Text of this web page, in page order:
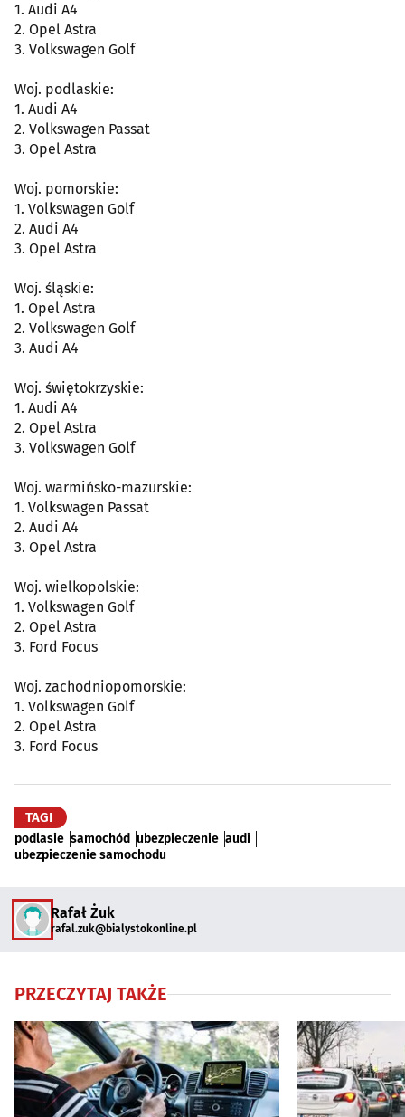
1. Audi A4
2. Opel Astra
3. Volkswagen Golf
Woj. podlaskie:
1. Audi A4
2. Volkswagen Passat
3. Opel Astra
Woj. pomorskie:
1. Volkswagen Golf
2. Audi A4
3. Opel Astra
Woj. śląskie:
1. Opel Astra
2. Volkswagen Golf
3. Audi A4
Woj. świętokrzyskie:
1. Audi A4
2. Opel Astra
3. Volkswagen Golf
Woj. warmińsko-mazurskie:
1. Volkswagen Passat
2. Audi A4
3. Opel Astra
Woj. wielkopolskie:
1. Volkswagen Golf
2. Opel Astra
3. Ford Focus
Woj. zachodniopomorskie:
1. Volkswagen Golf
2. Opel Astra
3. Ford Focus
TAGI
podlasie samochód ubezpieczenie audi
ubezpieczenie samochodu
Rafał Żuk
rafal.zuk@bialystokonline.pl
PRZECZYTAJ TAKŻE